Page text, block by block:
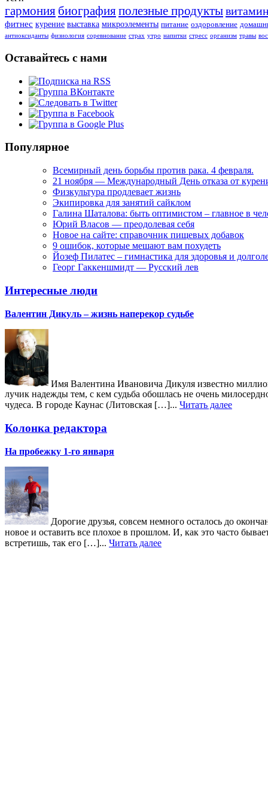
гармония биографияполезные продукты
фитнес курение выставка микроэлементы питание оздоровление
антиоксиданты физиология соревнование страх утро напитки стресс организм травы
Оставайтесь с нами
Популярное
Всемирный день борьбы против рака. 4 февраля.
21 ноября — Международный День отказа от
Физкультура продлевает жизнь
Экипировка для занятий сайклом
Галина Шаталова: быть оптимистом – главное в
Юрий Власов — преодолевая себя
Новое на сайте: справочник пищевых добавок
9 ошибок, которые мешают вам похудеть
Йозеф Пилатес – гимнастика для здоровья и
Георг Гаккеншмидт — Русский лев
Интересные люди
Валентин Дикуль – жизнь наперекор судьбе
Имя Валентина Ивановича Дикуля известно
лучик надежды тем, с кем судьба обошлась не очень
чудеса. В городе Каунас (Литовская […]... Читать далее
Колонка редактора
На пробежку 1-го января
Дорогие друзья, совсем немного осталось до
новое и оставить все плохое в прошлом. И, как это часто
встретишь, так его […]... Читать далее